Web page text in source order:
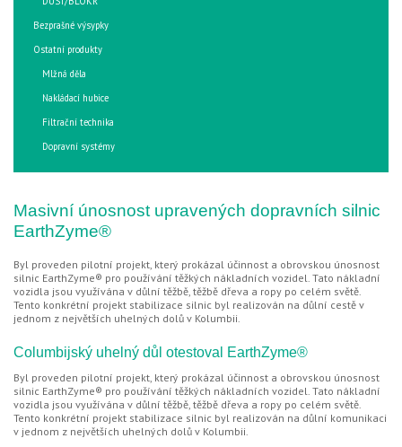
Bezprašné výsypky
Ostatní produkty
Mlžná děla
Nakládací hubice
Filtrační technika
Dopravní systémy
Masivní únosnost upravených dopravních silnic
EarthZyme®
Byl proveden pilotní projekt, který prokázal účinnost a obrovskou únosnost
silnic EarthZyme® pro používání těžkých nákladních vozidel. Tato nákladní
vozidla jsou využívána v důlní těžbě, těžbě dřeva a ropy po celém světě.
Tento konkrétní projekt stabilizace silnic byl realizován na důlní cestě v
jednom z největších uhelných dolů v Kolumbii.
Columbijský uhelný důl otestoval EarthZyme®
Byl proveden pilotní projekt, který prokázal účinnost a obrovskou únosnost
silnic EarthZyme® pro používání těžkých nákladních vozidel. Tato nákladní
vozidla jsou využívána v důlní těžbě, těžbě dřeva a ropy po celém světě.
Tento konkrétní projekt stabilizace silnic byl realizován na důlní komunikaci
v jednom z největších uhelných dolů v Kolumbii.